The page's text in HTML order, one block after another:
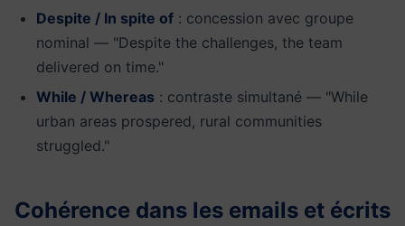
Despite / In spite of : concession avec groupe
nominal — "Despite the challenges, the team
delivered on time."
While / Whereas : contraste simultané — "While
urban areas prospered, rural communities
struggled."
Cohérence dans les emails et écrits